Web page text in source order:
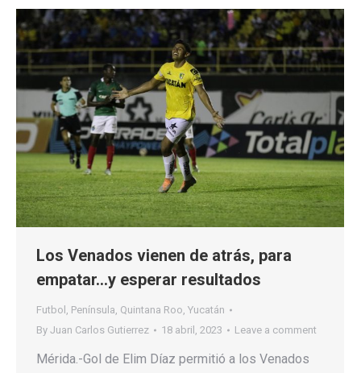
Los Venados vienen de atrás, para
empatar…y esperar resultados
Futbol , Península, Quintana Roo, Yucatán
By Juan Carlos Gutierrez 18 abril, 2023 Leave a comment
Mérida.-Gol de Elim Díaz permitió a los Venados